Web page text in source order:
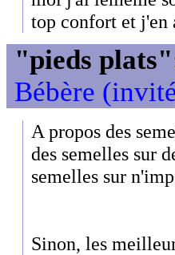
top confort et j'en
"pieds
Bébère
A propos des
des semelles sur
semelles sur
Sinon, les